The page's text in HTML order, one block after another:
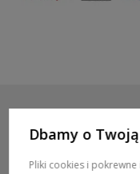
Dbamy o
Pliki cookies i